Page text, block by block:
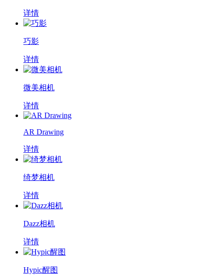
详情
巧影
详情
微美相机
详情
AR Drawing
详情
绮梦相机
详情
Dazz相机
详情
Hypic醒图